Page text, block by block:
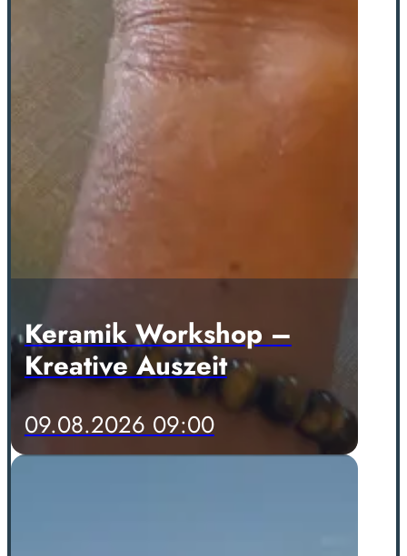
Keramik Workshop –
Kreative Auszeit
09.08.2026 09:00